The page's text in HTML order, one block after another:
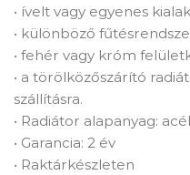
• ívelt vagy egyenes
• különböző
• fehér vagy króm
• a törölközőszárító
szállításra.
• Radiátor alapanyag: acél
• Garancia: 2 év
• Raktárkészleten